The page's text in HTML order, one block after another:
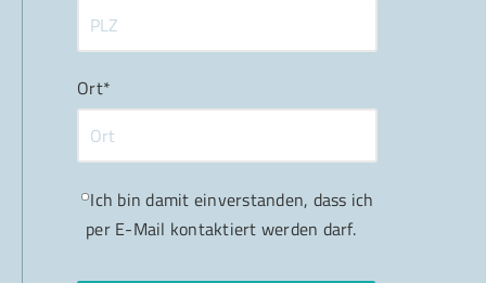
Ort*
Ich bin damit einverstanden, dass ich
per E-Mail kontaktiert werden darf.